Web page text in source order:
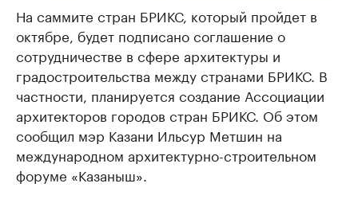
На саммите стран БРИКС, который пройдет в
октябре, будет подписано соглашение о
сотрудничестве в сфере архитектуры и
градостроительства между странами БРИКС. В
частности, планируется создание Ассоциации
архитекторов городов стран БРИКС. Об этом
сообщил мэр Казани Ильсур Метшин на
международном архитектурно-строительном
форуме «Казаныш».